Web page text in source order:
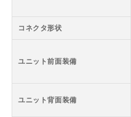
コネクタ形状
ユニット前面装備
ユニット背面装備